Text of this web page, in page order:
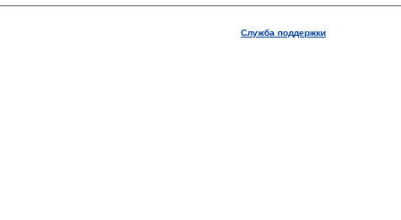
Служба поддержки